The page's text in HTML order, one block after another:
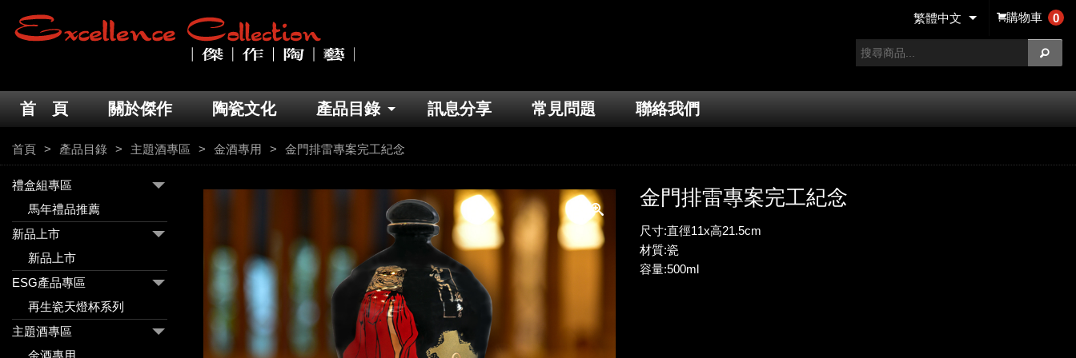
購物車 0
繁體中文
首 頁 關於傑作 陶瓷文化 產品目錄 訊息分享 常見問題 聯絡我們
首頁 產品目錄 主題酒專區 金酒專用 金門排雷專案完工紀念
禮盒組專區
馬年禮品推薦
新品上市
新品上市
ESG產品專區
再生瓷天燈杯系列
主題酒專區
金門排雷專案完工紀念
尺寸:直徑11x高21.5cm
材質:瓷
容量:500ml